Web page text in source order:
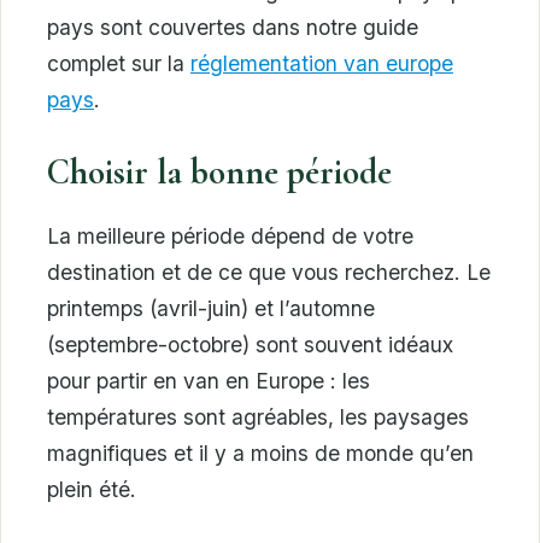
pays sont couvertes dans notre guide
complet sur la réglementation van europe
pays.
Choisir la bonne période
La meilleure période dépend de votre
destination et de ce que vous recherchez. Le
printemps (avril-juin) et l’automne
(septembre-octobre) sont souvent idéaux
pour partir en van en Europe : les
températures sont agréables, les paysages
magnifiques et il y a moins de monde qu’en
plein été.